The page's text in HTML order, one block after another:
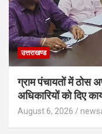
उत्तराखण्ड
ग्राम पंचायतों में ठोस
अधिकारियों को दिए
August 6, 2026